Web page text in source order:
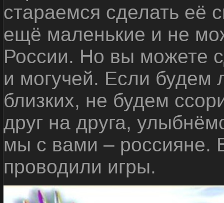
стараемся сделать её
ещё маленькие и не
России. Но вы можете
и могучей. Если будем
близких, не будем
друг на друга,
мы с вами – россияне.
проводили игры.